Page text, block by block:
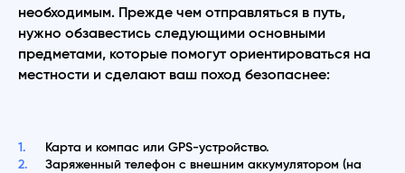
необходимым. Прежде чем отправляться в путь,
нужно обзавестись следующими основными
предметами, которые помогут ориентироваться на
местности и сделают ваш поход безопаснее:
Карта и компас или GPS-устройство.
Заряженный телефон с внешним аккумулятором (на